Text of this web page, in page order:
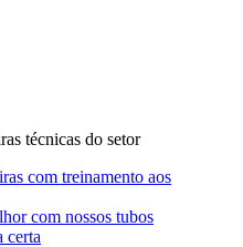
técnicas do setor
com treinamento aos
com nossos tubos
certa